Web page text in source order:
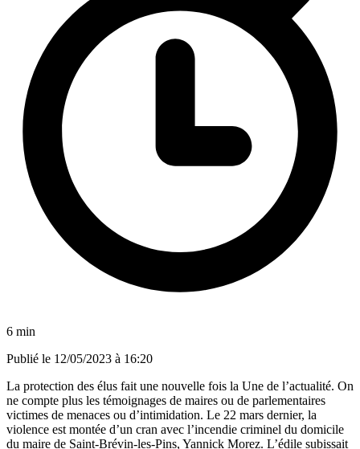
6 min
Publié le 12/05/2023 à 16:20
La protection des élus fait une nouvelle fois la Une de l’actualité. On
ne compte plus les témoignages de maires ou de parlementaires
victimes de menaces ou d’intimidation. Le 22 mars dernier, la
violence est montée d’un cran avec l’incendie criminel du domicile
du maire de Saint-Brévin-les-Pins, Yannick Morez. L’édile subissait